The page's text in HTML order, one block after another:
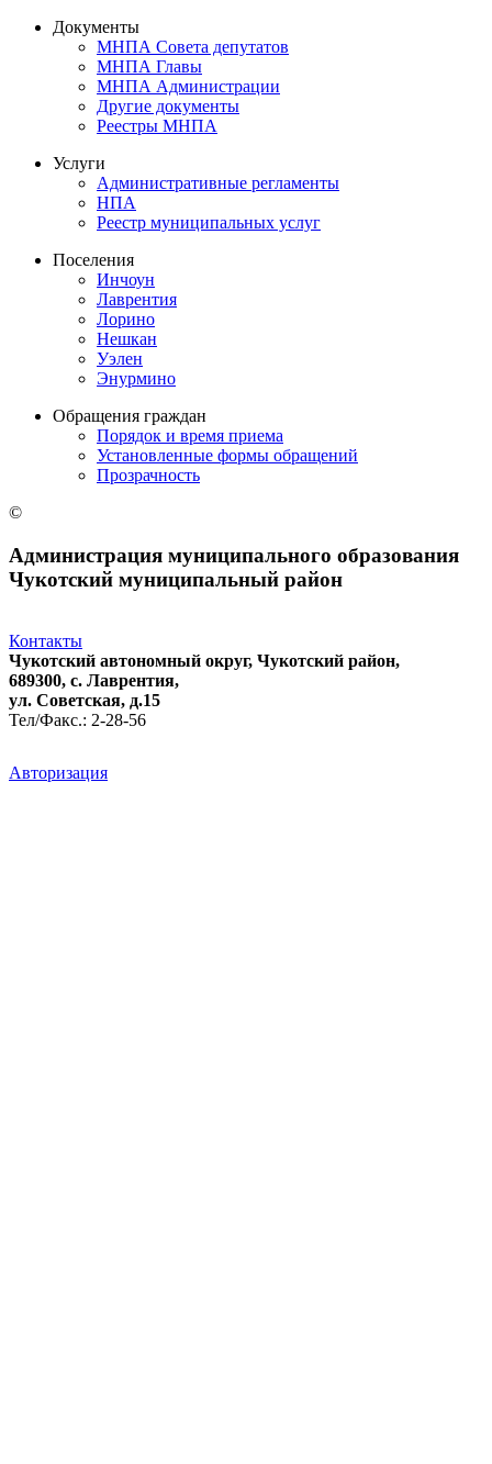
Документы
МНПА Совета депутатов
МНПА Главы
МНПА Администрации
Другие документы
Реестры МНПА
Услуги
Административные регламенты
НПА
Реестр муниципальных услуг
Поселения
Инчоун
Лаврентия
Лорино
Нешкан
Уэлен
Энурмино
Обращения граждан
Порядок и время приема
Установленные формы обращений
Прозрачность
©
Администрация муниципального образования
Чукотский муниципальный район
Контакты
Чукотский автономный округ, Чукотский район,
689300, с. Лаврентия,
ул. Советская, д.15
Тел/Факс.: 2-28-56
Авторизация